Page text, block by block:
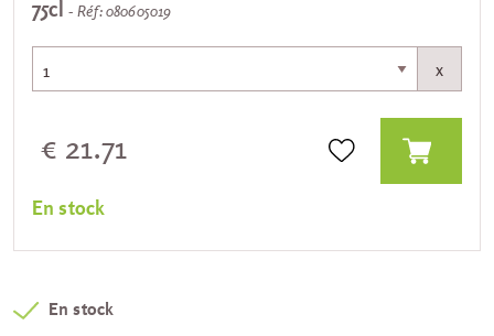
75cl - Réf: 080605019
x
€ 21.71
En stock
En stock